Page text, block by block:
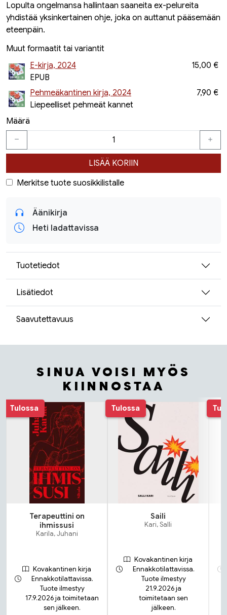
Lopulta ongelmansa hallintaan saaneita ex-pelureita
yhdistää yksinkertainen ohje, joka on auttanut pääsemään
eteenpäin.
Muut formaatit tai variantit
E-kirja, 2024
EPUB
15,00 €
Pehmeäkantinen kirja, 2024
Liepeelliset pehmeät kannet
7,90 €
Määrä
LISÄÄ KORIIN
Merkitse tuote suosikkilistalle
Äänikirja
Heti ladattavissa
Tuotetiedot
Lisätiedot
Saavutettavuus
SINUA VOISI MYÖS
KIINNOSTAA
Tuoteluettelon alku
Tulossa
Terapeuttini on
ihmissusi
Karila, Juhani
Kovakantinen kirja
Ennakkotilattavissa.
Tuote ilmestyy
17.9.2026 ja toimitetaan
sen jälkeen.
Tulossa
Saili
Kari, Salli
Kovakantinen kirja
Ennakkotilattavissa.
Tuote ilmestyy
21.9.2026 ja
toimitetaan sen
jälkeen.